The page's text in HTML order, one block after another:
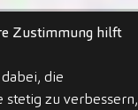
Zustimmung hilft
die
zu verbessern,